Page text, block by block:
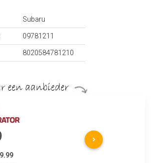
Subaru
09781211
8020584781210